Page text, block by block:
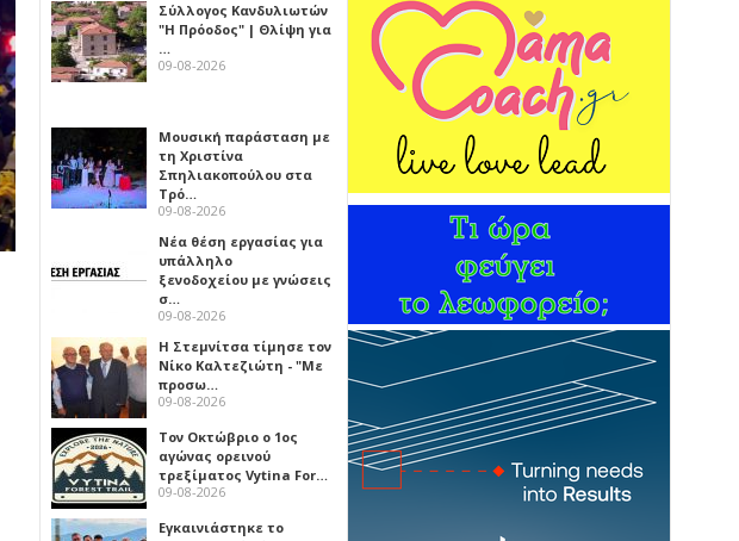
Σύλλογος Κανδυλιωτών
"Η Πρόοδος" | Θλίψη για
…
09-08-2026
Μουσική παράσταση με
τη Χριστίνα
Σπηλιακοπούλου στα
Τρό…
09-08-2026
Νέα θέση εργασίας για
υπάλληλο
ξενοδοχείου με γνώσεις
σ…
09-08-2026
Η Στεμνίτσα τίμησε τον
Νίκο Καλτεζιώτη - "Με
προσω…
09-08-2026
Τον Οκτώβριο ο 1ος
αγώνας ορεινού
τρεξίματος Vytina For…
09-08-2026
Εγκαινιάστηκε το